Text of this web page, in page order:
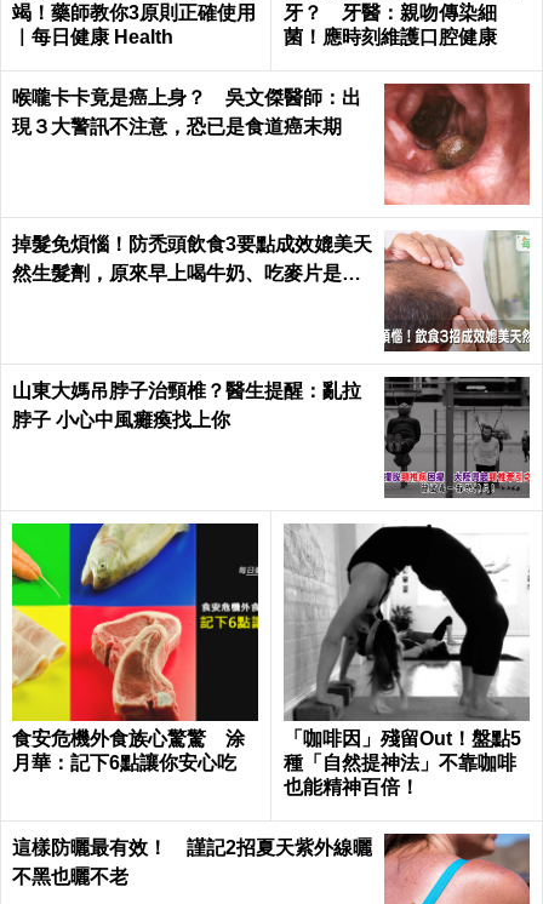
竭！藥師教你3原則正確使用
｜每日健康 Health
牙？ 牙醫：親吻傳染細
菌！應時刻維護口腔健康
喉嚨卡卡竟是癌上身？ 吳文傑醫師：出
現３大警訊不注意，恐已是食道癌末期
掉髮免煩惱！防禿頭飲食3要點成效媲美天
然生髮劑，原來早上喝牛奶、吃麥片是錯
山東大媽吊脖子治頸椎？醫生提醒：亂拉
脖子 小心中風癱瘓找上你
食安危機外食族心驚驚 涂
月華：記下6點讓你安心吃
「咖啡因」殘留Out！盤點5
種「自然提神法」不靠咖啡
也能精神百倍！
這樣防曬最有效！ 謹記2招夏天紫外線曬
不黑也曬不老